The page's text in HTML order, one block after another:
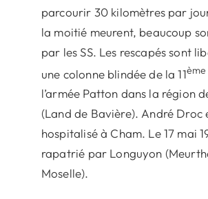
parcourir 30 kilomètres par
la moitié meurent, beaucoup
par les SS. Les rescapés sont
une colonne blindée de la 11ème
l’armée Patton dans la région
(Land de Bavière). André Droc
hospitalisé à Cham. Le 17 mai
rapatrié par Longuyon
Moselle).